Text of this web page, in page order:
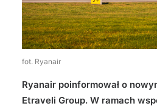
fot. Ryanair
Ryanair poinformował o
Etraveli Group. W ramach